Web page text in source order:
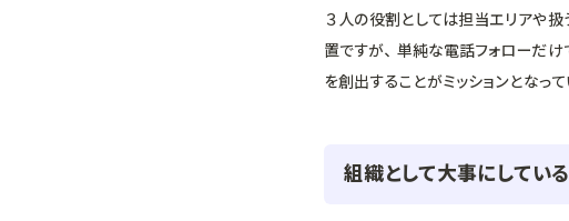
３人の役割としては担当エリアや
置ですが、単純な電話フォローだ
を創出することがミッションとなって
組織として大事にしてい